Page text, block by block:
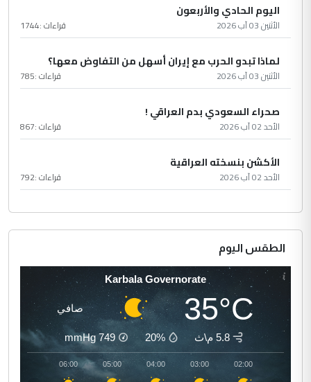
اليوم الحادي والأربعون
الأثنين 03 آب 2026 قراءات :1744
لماذا تبدو الحرب مع إيران أسهل من التفاوض معها؟
الأثنين 03 آب 2026 قراءات :785
صحراء السعودي بدم العراقي !
الأحد 02 آب 2026 قراءات :867
الأكشن بنسخته العراقية
الأحد 02 آب 2026 قراءات :792
الطقس اليوم
Karbala Governorate
35°C صافي
5.8 م\ث 20%
749
mmHg
02:00
03:00
04:00
05:00
06:00